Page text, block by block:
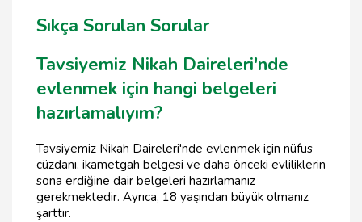
Sıkça Sorulan Sorular
Tavsiyemiz Nikah Daireleri'nde
evlenmek için hangi belgeleri
hazırlamalıyım?
Tavsiyemiz Nikah Daireleri'nde evlenmek için nüfus
cüzdanı, ikametgah belgesi ve daha önceki evliliklerin
sona erdiğine dair belgeleri hazırlamanız
gerekmektedir. Ayrıca, 18 yaşından büyük olmanız
şarttır.